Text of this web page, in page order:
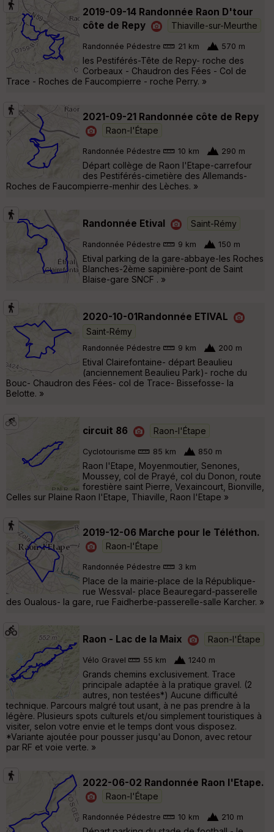
2019-09-14 Randonnée Raon D'tour
côte de Repy
Thiaville-sur-Meurthe
Randonnée Pédestre 21 km 570 m
les Pestiférés-Tête de Repy- roche des
Corbeaux - Chaudron des Fées - Col de
Trace - Roches de Faucompierre - roche Perry. »
2021-09-21 Randonnée côte de Repy
Raon-l'Étape
Randonnée Pédestre 10 km 290 m
Départ collège de Raon l'Etape-carrefour
des Pestiférés-cimetière des Allemands-
Roches de Faucompierre-menhir des Lèches. »
Randonnée Etival Saint-Rémy
Randonnée Pédestre 9 km 150 m
Etival parking de la gare-abbaye-les Roches
Blanches-2ème sapinière-pont de Saint
Blaise-gare SNCF . »
2020-10-01Randonnée ETIVAL
Saint-Rémy
Randonnée Pédestre 9 km 200 m
Etival Clairefontaine- départ Beaulieu
(anciennement Beaulieu Park)- roche du
Bouc- Chaudron des Fées- col de Trace- Bissefosse- la
Belotte. »
circuit 86 Raon-l'Étape
Cyclotourisme 85 km 850 m
Raon l'Etape, Moyenmoutier, Senones,
Moussey, col de Prayé, col du Donon, route
forestière saint Pierre, Vexaincourt, Bionville,
Celles sur Plaine Raon l'Etape, Thiaville, Raon l'Etape »
2019-12-06 Marche pour le Téléthon.
Raon-l'Étape
Randonnée Pédestre 3 km
Place de la mairie-place de la République-
rue Wessval- place Beauregard-passerelle
des Oualous- la gare, rue Faidherbe-passerelle-salle Karcher. »
Raon - Lac de la Maix Raon-l'Étape
Vélo Gravel 55 km 1240 m
Grands chemins exclusivement. Trace
principale adaptée à la pratique gravel. (2
autres, non testées*) Aucune difficulté
technique. Parcours malgré tout usant, à ne pas prendre à la
légère. Plusieurs spots culturels et/ou simplement touristiques à
visiter, selon votre envie et le temps dont vous disposez.
*Variante ajoutée pour pousser jusqu'au Donon, avec retour
par RF et voie verte. »
2022-06-02 Randonnée Raon l'Etape.
Raon-l'Étape
Randonnée Pédestre 10 km 210 m